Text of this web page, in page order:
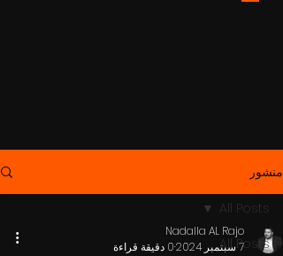
منشور
All Posts
All Posts
Nadalla AL Rajo
7 سبتمبر 2024
0 دقيقة قراءة